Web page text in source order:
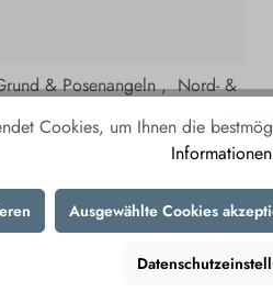
& Posenangeln ,­Nord- &
Cookies, um Ihnen die
Informationen
Ausgewählte Cookies